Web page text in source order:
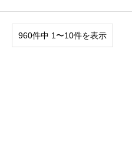
960件中 1〜10件を表示